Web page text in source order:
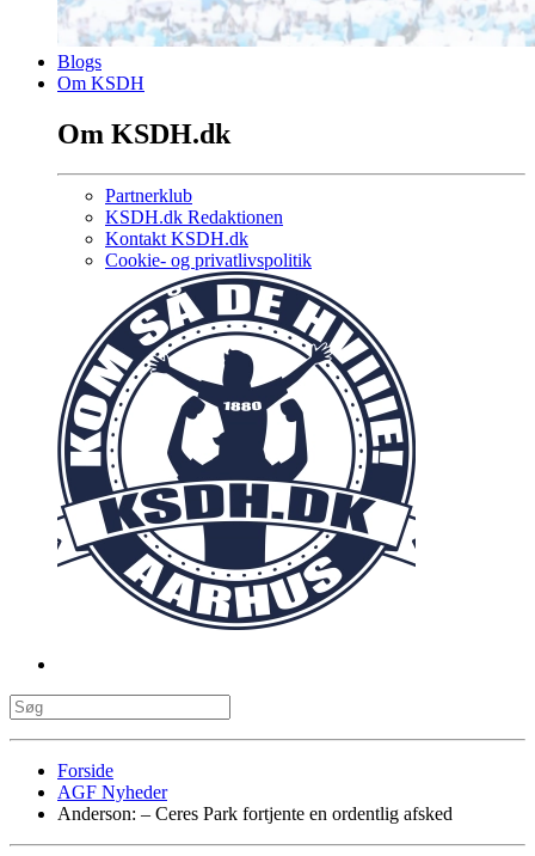
Blogs
Om KSDH
Om KSDH.dk
Partnerklub
KSDH.dk Redaktionen
Kontakt KSDH.dk
Cookie- og privatlivspolitik
Forside
AGF Nyheder
Anderson: – Ceres Park fortjente en ordentlig afsked